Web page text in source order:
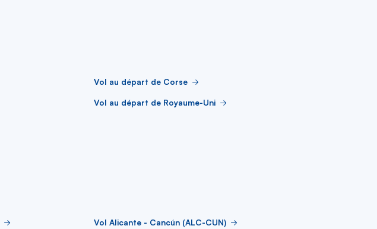
Vol au départ de Corse
Vol au départ de Royaume-Uni
Vol Alicante - Cancún (ALC-CUN)